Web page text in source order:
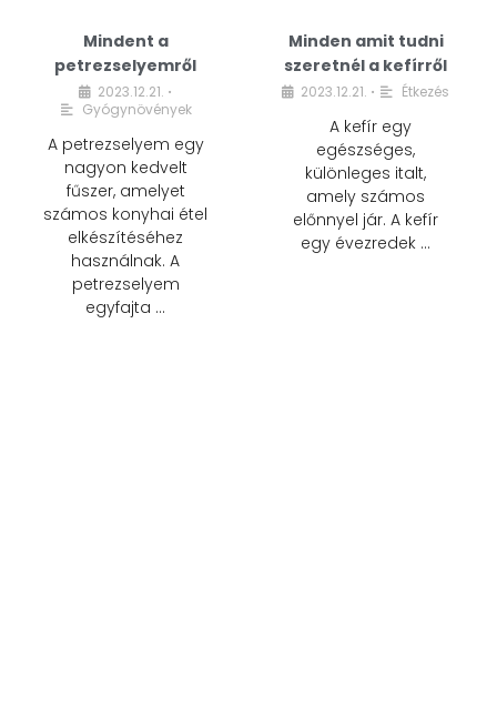
Mindent a
petrezselyemről
2023.12.21. •
Gyógynövények
A petrezselyem egy
nagyon kedvelt
fűszer, amelyet
számos konyhai étel
elkészítéséhez
használnak. A
petrezselyem
egyfajta …
Minden amit tudni
szeretnél a kefírről
2023.12.21. • Étkezés
A kefír egy
egészséges,
különleges italt,
amely számos
előnnyel jár. A kefír
egy évezredek …